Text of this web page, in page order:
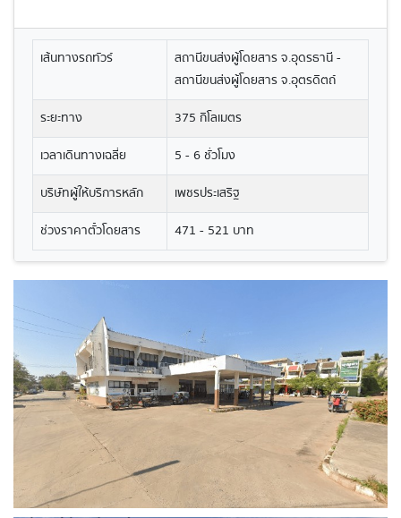
เส้นทางรถทัวร์
สถานีขนส่งผู้โดยสาร จ.อุดรธานี -
สถานีขนส่งผู้โดยสาร จ.อุตรดิตถ์
ระยะทาง
375 กิโลเมตร
เวลาเดินทางเฉลี่ย
5 - 6 ชั่วโมง
บริษัทผู้ให้บริการหลัก
เพชรประเสริฐ
ช่วงราคาตั๋วโดยสาร
471 - 521 บาท